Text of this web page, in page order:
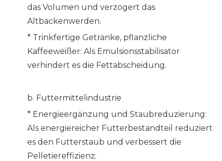
das Volumen und verzögert das
Altbackenwerden.
* Trinkfertige Getränke, pflanzliche
Kaffeeweißer: Als Emulsionsstabilisator
verhindert es die Fettabscheidung.
b. Futtermittelindustrie
* Energieergänzung und Staubreduzierung:
Als energiereicher Futterbestandteil reduziert
es den Futterstaub und verbessert die
Pelletiereffizienz.